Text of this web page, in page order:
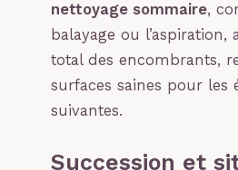
nettoyage sommaire,
balayage ou l’aspiration,
total des encombrants,
surfaces saines pour les
suivantes.
Succession et